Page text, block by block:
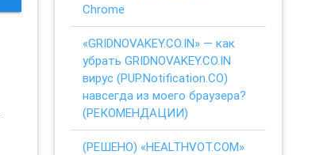
Chrome
«GRIDNOVAKEY.CO.IN» — как
убрать GRIDNOVAKEY.CO.IN
вирус (PUP.Notification.CO)
навсегда из моего браузера?
(РЕКОМЕНДАЦИИ)
(РЕШЕНО) «HEALTHVOT.COM»